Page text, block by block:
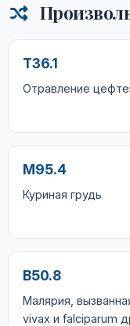
T36.1
Отравление
M95.4
Куриная грудь
B50.8
Малярия,
vivax и falciparum